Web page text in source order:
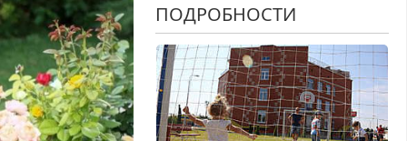
ПОДРОБНОСТИ